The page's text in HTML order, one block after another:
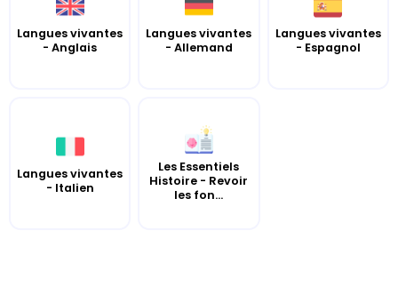
Langues vivantes
- Anglais
Langues vivantes
- Allemand
Langues vivantes
- Espagnol
Langues vivantes
- Italien
Les Essentiels
Histoire - Revoir
les fon...